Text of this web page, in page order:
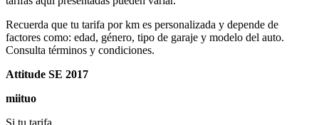
Recuerda que tu tarifa por km es personalizada y depende de
factores como: edad, género, tipo de garaje y modelo del auto.
Consulta términos y condiciones.
Attitude SE 2017
miituo
Si tu tarifa